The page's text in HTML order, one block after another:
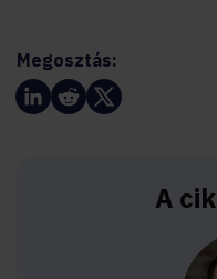
Megosztás:
A